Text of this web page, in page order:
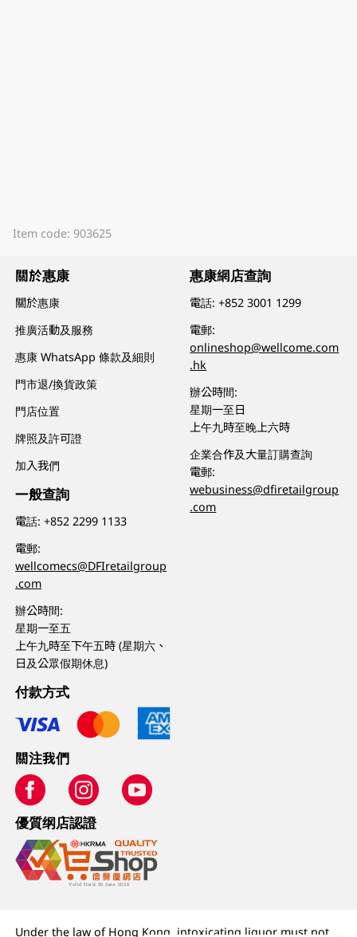
Item code: 903625
關於惠康
關於惠康
推廣活動及服務
惠康 WhatsApp 條款及細則
門市退/換貨政策
門店位置
牌照及許可證
加入我們
一般查詢
電話:+852 2299 1133
電郵:
wellcomecs@DFIretailgroup
.com
辦公時間:
星期一至五
上午九時至下午五時 (星期六、
日及公眾假期休息)
惠康網店查詢
電話:+852 3001 1299
電郵:
onlineshop@wellcome.com
.hk
辦公時間:
星期一至日
上午九時至晚上六時
企業合作及大量訂購查詢
電郵:
webusiness@dfiretailgroup
.com
付款方式
關注我們
優質纲店認證
Under the law of Hong Kong, intoxicating liquor must not